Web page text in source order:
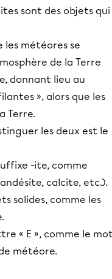
sont des objets qui
les météores se
de la Terre
donnant lieu au
», alors que les
Terre.
les deux est le
-ite, comme
calcite, etc.).
solides, comme les
« E », comme le
météore.